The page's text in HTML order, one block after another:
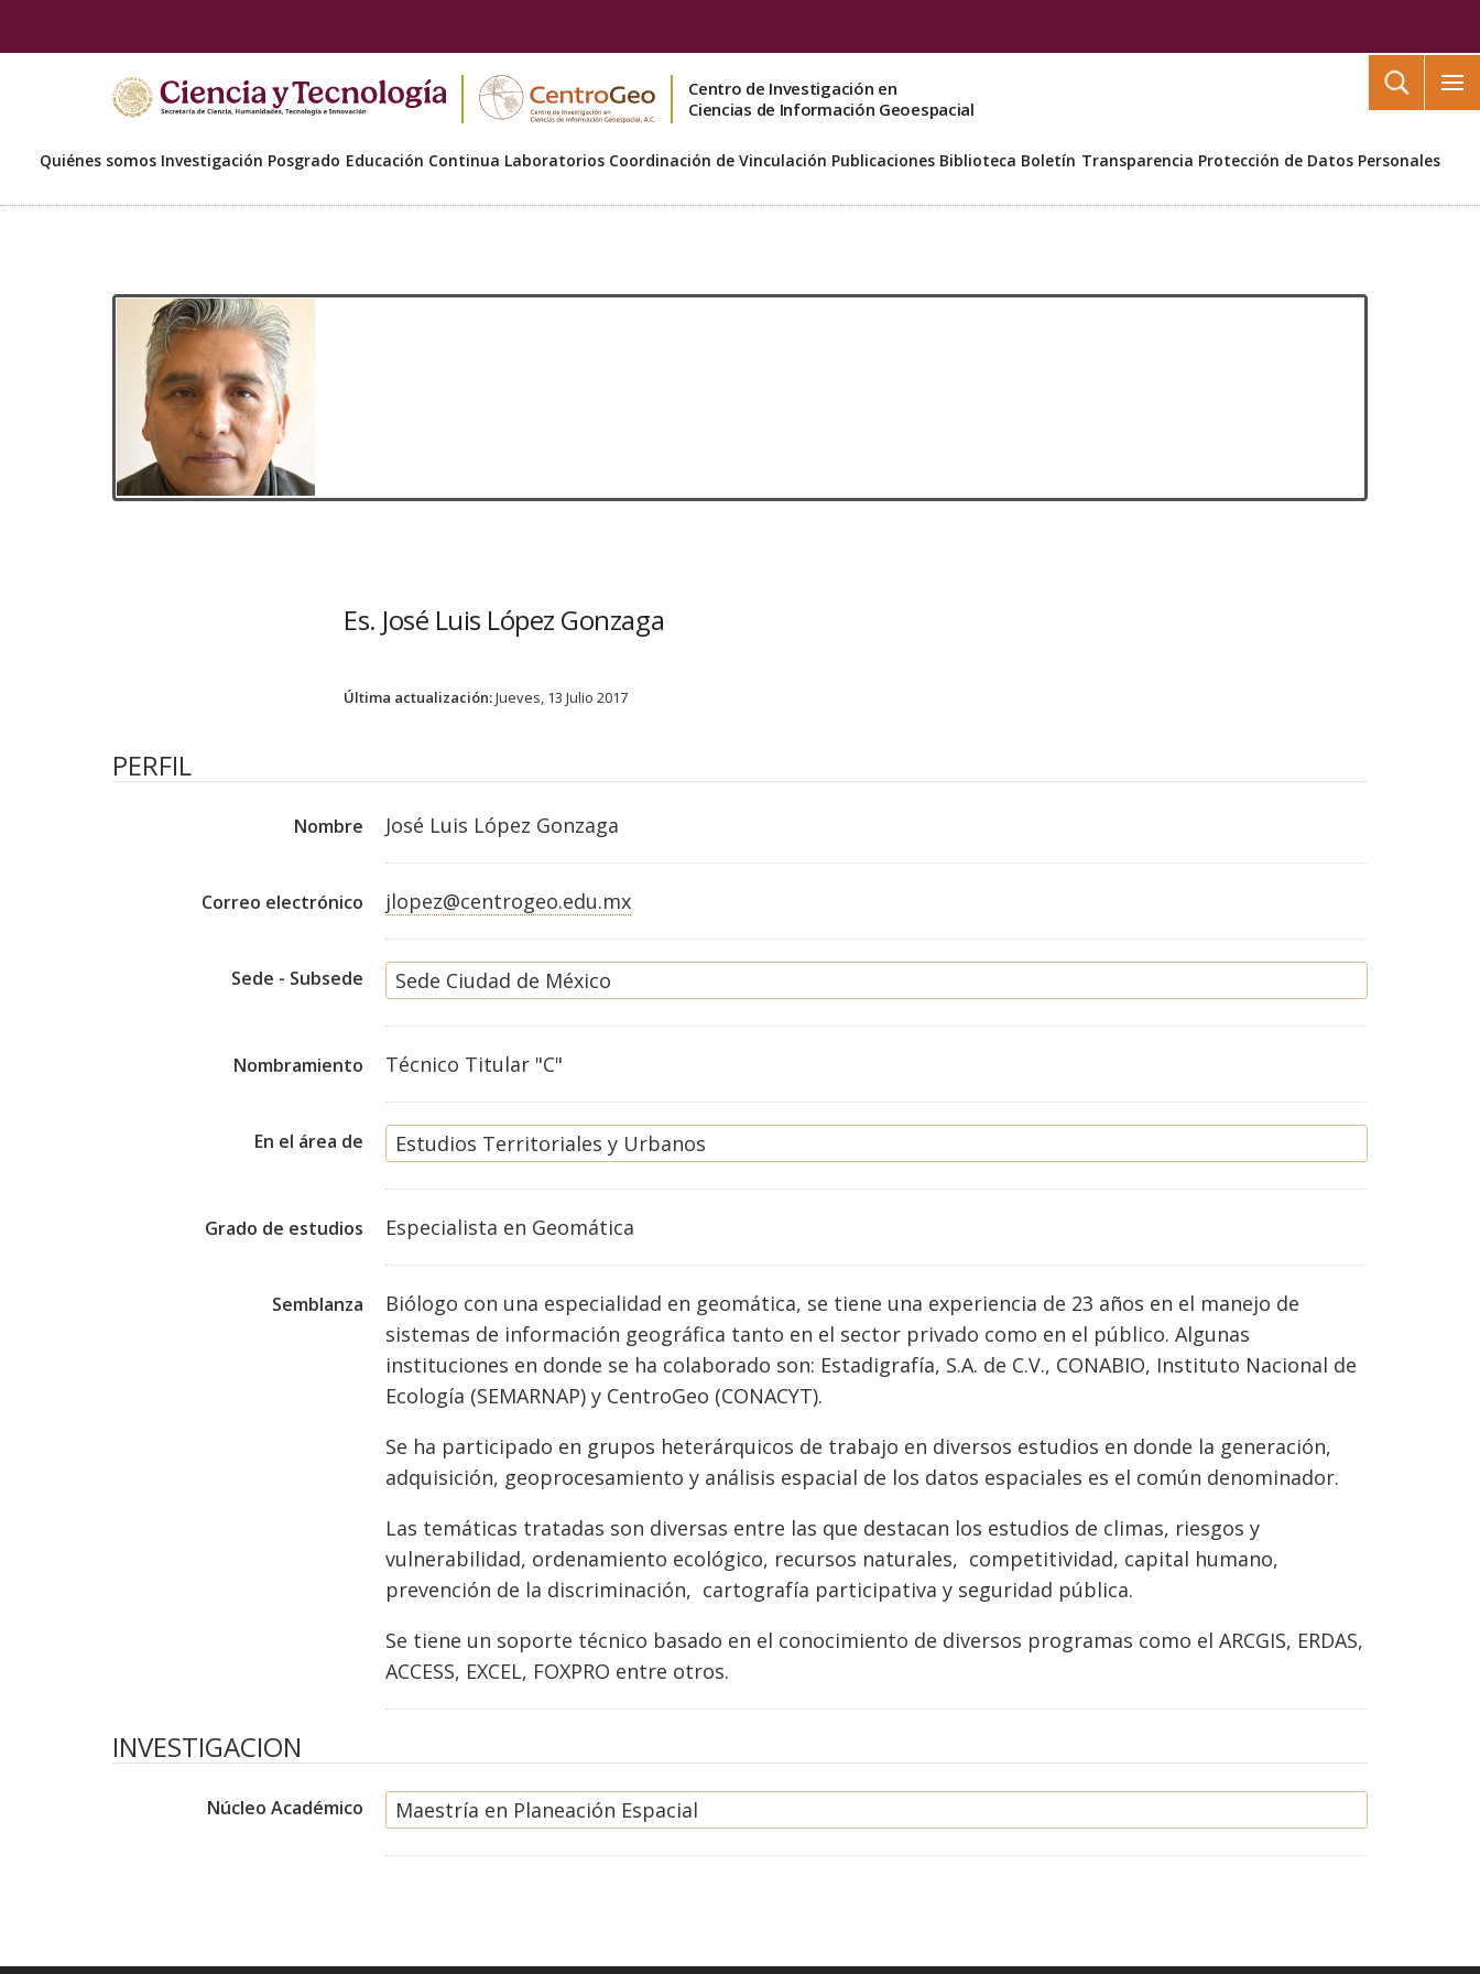
Centro de Investigación en
Ciencias de Información Geoespacial
Quiénes somos Investigación Posgrado Educación Continua Laboratorios Coordinación de Vinculación Publicaciones Biblioteca Boletín Transparencia Protección de Datos Personales
Es. José Luis López Gonzaga
Última actualización:Jueves, 13 Julio 2017
PERFIL
Nombre José Luis López Gonzaga
Correo electrónico jlopez@centrogeo.edu.mx
Sede - Subsede Sede Ciudad de México
Nombramiento Técnico Titular "C"
En el área de Estudios Territoriales y Urbanos
Grado de estudios Especialista en Geomática
Semblanza
Biólogo con una especialidad en geomática, se tiene una experiencia de 23 años en el manejo de
sistemas de información geográfica tanto en el sector privado como en el público. Algunas
instituciones en donde se ha colaborado son: Estadigrafía, S.A. de C.V., CONABIO, Instituto Nacional de
Ecología (SEMARNAP) y CentroGeo (CONACYT).
Se ha participado en grupos heterárquicos de trabajo en diversos estudios en donde la generación,
adquisición, geoprocesamiento y análisis espacial de los datos espaciales es el común denominador.
Las temáticas tratadas son diversas entre las que destacan los estudios de climas, riesgos y
vulnerabilidad, ordenamiento ecológico, recursos naturales, competitividad, capital humano,
prevención de la discriminación, cartografía participativa y seguridad pública.
Se tiene un soporte técnico basado en el conocimiento de diversos programas como el ARCGIS, ERDAS,
ACCESS, EXCEL, FOXPRO entre otros.
INVESTIGACION
Núcleo Académico Maestría en Planeación Espacial